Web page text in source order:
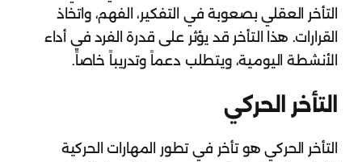
التأخر العقلي بصعوبة في التفكير، الفهم، واتخاذ
القرارات. هذا التأخر قد يؤثر على قدرة الفرد في أداء
الأنشطة اليومية، ويتطلب دعماً وتدريباً خاصاً.
التأخر الحركي
التأخر الحركي هو تأخر في تطور المهارات الحركية